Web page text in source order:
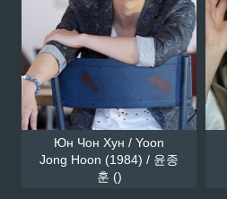
Юн Чон Хун / Yoon
Jong Hoon (1984) / 윤종
훈 ()